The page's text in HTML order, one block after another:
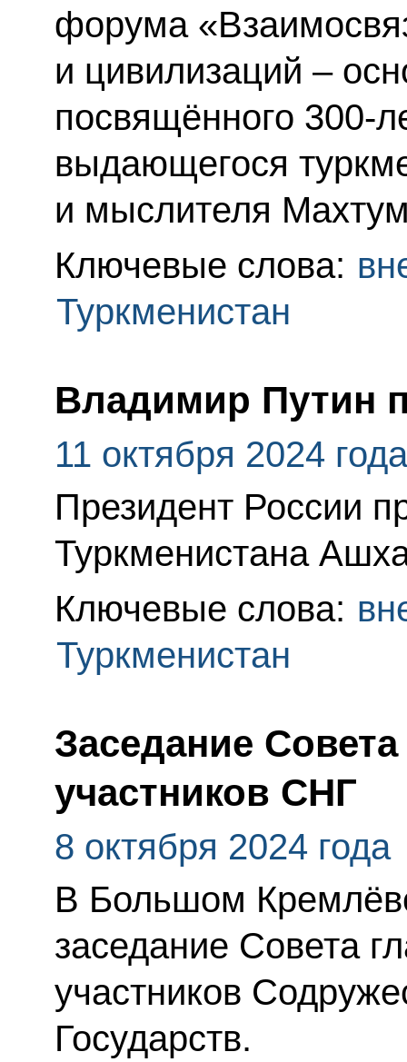
форума
и цивилизаций –
посвящённого 300-
выдающегося
и мыслителя
Ключевые слова:
Туркменистан
Владимир Путин
11 октября 2024 года
Президент России
Туркменистана
Ключевые слова:
Туркменистан
Заседание Совета
участников СНГ
8 октября 2024 года
В Большом
заседание Совета
участников
Государств.